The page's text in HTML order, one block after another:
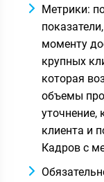
Метрики:
моменту
крупных
которая
объемы
уточнение,
клиента и
Кадров с